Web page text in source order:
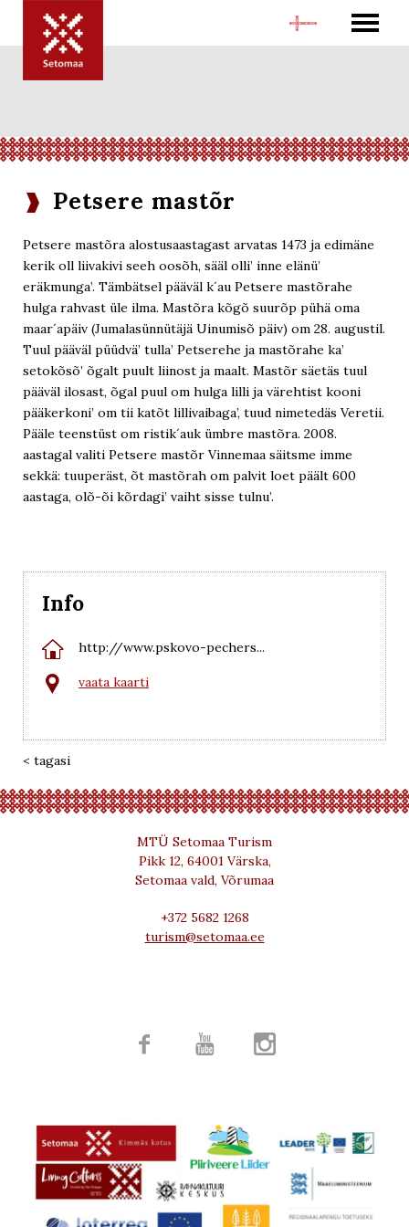
Petsere mastõr
Petsere mastõra alostusaastagast arvatas 1473 ja edimäne
kerik oll liivakivi seeh oosõh, sääl olli’ inne elänü’
eräkmunga’. Tämbätsel pääväl k´au Petsere mastõrahe
hulga rahvast üle ilma. Mastõra kõgõ suurõp pühä oma
maar´apäiv (Jumalasünnütäjä Uinumisõ päiv) om 28. augustil.
Tuul pääväl püüdvä’ tulla’ Petserehe ja mastõrahe ka’
setokõsõ’ õgalt puult liinost ja maalt. Mastõr säetäs tuul
pääväl ilosast, õgal puul om hulga lilli ja värehtist kooni
pääkerkoni’ om tii katõt lillivaibaga’, tuud nimetedäs Veretii.
Pääle teenstüst om ristik´auk ümbre mastõra. 2008.
aastagal valiti Petsere mastõr Vinnemaa säitsme imme
sekkä: tuuperäst, õt mastõrah om palvit loet päält 600
aastaga, olõ-õi kõrdagi’ vaiht sisse tulnu’.
Info
 http://www.pskovo-pechers...
 vaata kaarti
< tagasi
MTÜ Setomaa Turism
Pikk 12, 64001 Värska,
Setomaa vald, Võrumaa
+372 5682 1268
turism@setomaa.ee
  